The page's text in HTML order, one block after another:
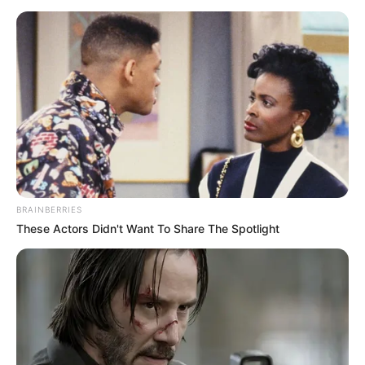
mayor reconocimiento a su trabajo.
No deje de leer:Sin bachillerato pero con camello: estas
vacantes de empleo son para usted
Cursos del SENA en peluquería y
estética
ElSENAsigue ofreciendo cursos gratuitos en áreas como
peluquería, barbería, estética, cosmetología, manicura y
asesoría de imagen. Para inscribirse, se debe:
- Registrarse en la página Sena Sofía Plus.
- Tener documento de identidad vigente.
- Ser mayor de 16 años.
- Contar con acceso a internet y correo electrónico.
- Tener conocimientos básicos en herramientas digitales.
- Verificar que la oferta esté disponible en su región.
BRAINBERRIES
These Actors Didn't Want To Share The Spotlight